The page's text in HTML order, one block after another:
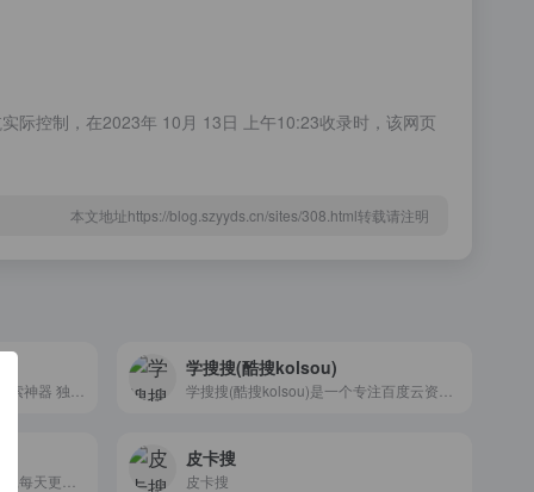
际控制，在2023年 10月 13日 上午10:23收录时，该网页
本文地址https://blog.szyyds.cn/sites/308.html转载请注明
学搜搜(酷搜kolsou)
皮卡搜
皮卡搜